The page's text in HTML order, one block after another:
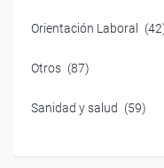
Orientación Laboral
Otros (87)
Sanidad y salud (59)